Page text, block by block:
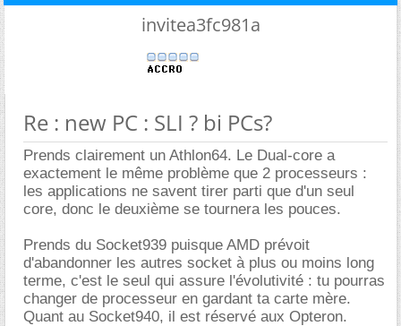
invitea3fc981a
Re : new PC : SLI ? bi PCs?
Prends clairement un Athlon64. Le Dual-core a
exactement le même problème que 2 processeurs :
les applications ne savent tirer parti que d'un seul
core, donc le deuxième se tournera les pouces.
Prends du Socket939 puisque AMD prévoit
d'abandonner les autres socket à plus ou moins long
terme, c'est le seul qui assure l'évolutivité : tu pourras
changer de processeur en gardant ta carte mère.
Quant au Socket940, il est réservé aux Opteron.